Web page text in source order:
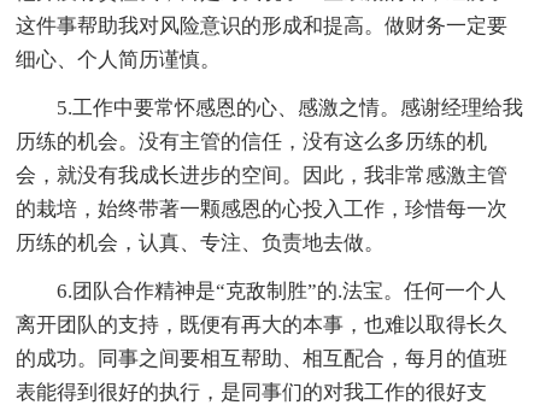
这件事帮助我对风险意识的形成和提高。做财务一定要
细心、个人简历谨慎。
5.工作中要常怀感恩的心、感激之情。感谢经理给我
历练的机会。没有主管的信任，没有这么多历练的机
会，就没有我成长进步的空间。因此，我非常感激主管
的栽培，始终带著一颗感恩的心投入工作，珍惜每一次
历练的机会，认真、专注、负责地去做。
6.团队合作精神是“克敌制胜”的.法宝。任何一个人
离开团队的支持，既便有再大的本事，也难以取得长久
的成功。同事之间要相互帮助、相互配合，每月的值班
表能得到很好的执行，是同事们的对我工作的很好支